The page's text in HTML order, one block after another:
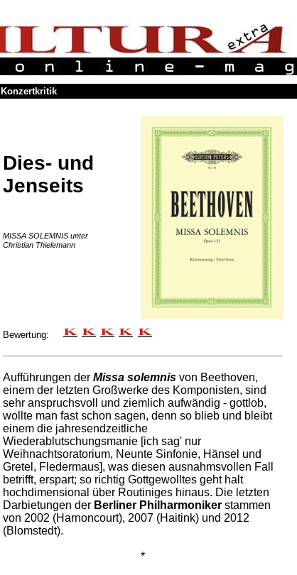
Konzertkritik
Dies- und
Jenseits
MISSA SOLEMNIS unter
Christian Thielemann
Bewertung:
Aufführungen der Missa solemnisvon Beethoven,
einem der letzten Großwerke des Komponisten, sind
sehr anspruchsvoll und ziemlich aufwändig - gottlob,
wollte man fast schon sagen, denn so blieb und bleibt
einem die jahresendzeitliche
Wiederablutschungsmanie [ich sag' nur
Weihnachtsoratorium, Neunte Sinfonie, Hänsel und
Gretel, Fledermaus], was diesen ausnahmsvollen Fall
betrifft, erspart; so richtig Gottgewolltes geht halt
hochdimensional über Routiniges hinaus. Die letzten
Darbietungen der Berliner Philharmonikerstammen
von 2002 (Harnoncourt), 2007 (Haitink) und 2012
(Blomstedt).
*